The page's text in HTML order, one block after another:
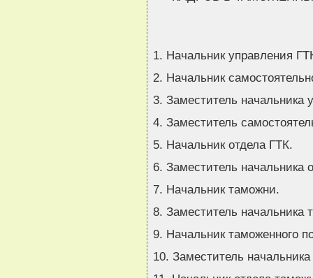
1. Начальник управления
2. Начальник
3. Заместитель начальника
4. Заместитель
5. Начальник отдела ГТК.
6. Заместитель начальника
7. Начальник таможни.
8. Заместитель начальника
9. Начальник таможенного
10. Заместитель